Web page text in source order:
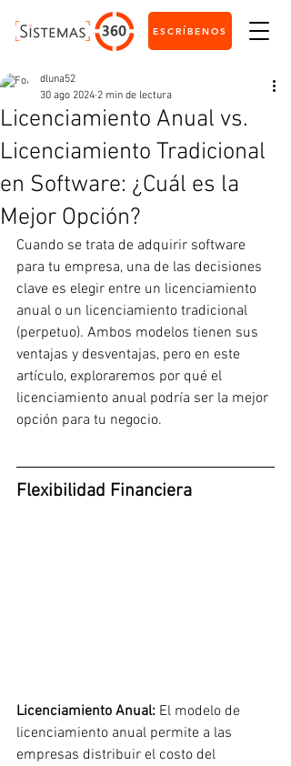
ESCRÍBENOS
Licenciamiento Anual vs.
Licenciamiento Tradicional
en Software: ¿Cuál es la
Mejor Opción?
dluna52
30 ago 2024 2 min de lectura
Cuando se trata de adquirir software
para tu empresa, una de las decisiones
clave es elegir entre un licenciamiento
anual o un licenciamiento tradicional
(perpetuo). Ambos modelos tienen sus
ventajas y desventajas, pero en este
artículo, exploraremos por qué el
licenciamiento anual podría ser la mejor
opción para tu negocio.
Flexibilidad Financiera
Licenciamiento Anual: El modelo de
licenciamiento anual permite a las
empresas distribuir el costo del